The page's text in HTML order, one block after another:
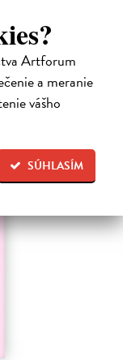
Artforum
a meranie
vášho
SÚHLASÍM
nami silné i